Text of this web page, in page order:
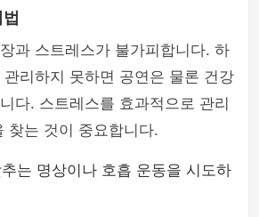
과 스트레스가 불가피합니다. 하
리하지 못하면 공연은 물론 건강
다. 스트레스를 효과적으로 관리
찾는 것이 중요합니다.
는 명상이나 호흡 운동을 시도하